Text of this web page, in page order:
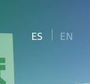
ES EN